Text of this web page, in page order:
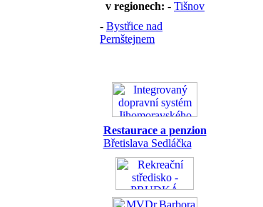
v regionech: - Tišnov
- Bystřice nad
Pernštejnem
Restaurace a penzion
Břetislava Sedláčka